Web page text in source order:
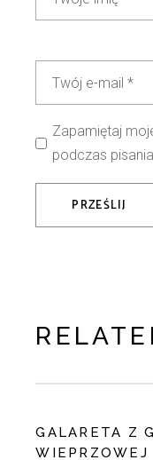
Zapamiętaj
podczas
PRZEŚLIJ
GALARETA Z
WIEPRZOWEJ